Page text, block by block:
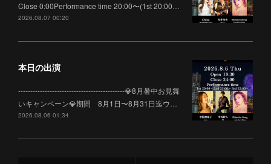
Close 0:00Performance time 20:00〜(1st 20:00…
2026.08.07 00:20
本日の出演
--------------------------------------------💎8月暑中お見舞
いキャンペーン💎期間 8月1日〜8月31日迄ウ…
2026.08.06 01:34